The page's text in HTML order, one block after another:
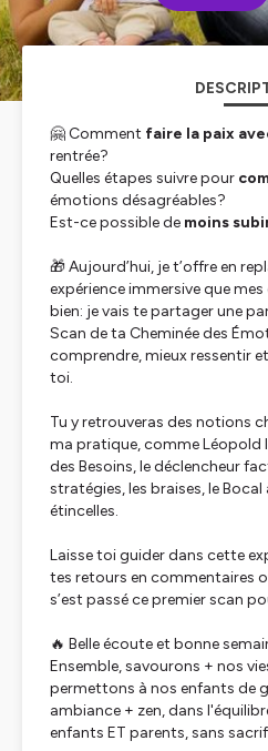
🤗 Comment faire la paix
rentrée?
Quelles étapes suivre pour
émotions désagréables?
Est-ce possible de moins
🎁 Aujourd’hui, je t’offre en
expérience immersive que
bien: je vais te partager une
Scan de ta Cheminée des
comprendre, mieux ressentir
toi.
Tu y retrouveras des notions
ma pratique, comme Léopold
des Besoins, le déclencheur
stratégies, les braises, le Bocal
étincelles.
Laisse toi guider dans cette
tes retours en commentaires
s’est passé ce premier scan
🔥 Belle écoute et bonne
Ensemble, savourons + nos
permettons à nos enfants de
ambiance + zen, dans
enfants ET parents, sans